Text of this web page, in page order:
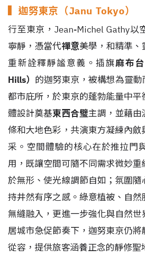
▍迦努東京（Janu Tokyo）
行至東京，Jean-Michel Gathy以
寧靜，憑當代禪意美學，和精準、
重新詮釋靜謐意義。插旗麻布
Hills） 的迦努東京，被構想為靈
都市庇所，於東京的蓬勃能量中
體設計奠基東西合璧主調，並藉由
條和大地色彩，共演東方凝練內斂
采。空間體驗的核心在於推拉門
用，既讓空間可隨不同需求微妙
於無形、使光線調節自如；氛圍
持井然有序之感。綠意植被、自然
無縫融入，更進一步強化與自然
居城市急促節奏下，迦努東京仍
從容，提供旅客涵養正念的靜修聖